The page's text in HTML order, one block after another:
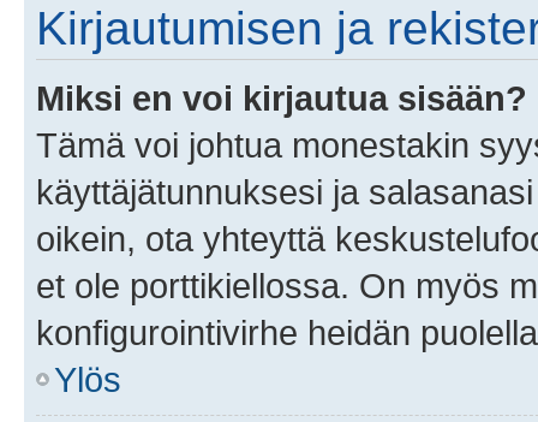
Kirjautumisen ja
Miksi en voi kirjautua sisään?
Tämä voi johtua monestakin
käyttäjätunnuksesi ja
oikein, ota yhteyttä
et ole porttikiellossa. On myös
konfigurointivirhe heidän
Ylös